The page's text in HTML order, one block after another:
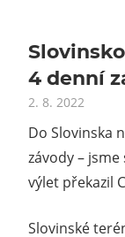
4 denní
2. 8. 2022
Do Slovinska
závody –
výlet překazil
Slovinské